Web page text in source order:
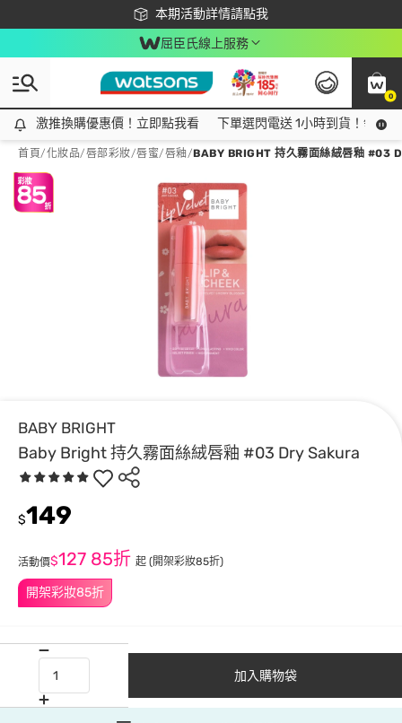
本期活動詳情請點我
下載app最高回饋$350
屈臣氏線上服務
0
激推換購優惠價！立即點我看
激推換購優惠價！立即點我看 下單選閃電送 1小時到貨！領神
首頁/化妝品/唇部彩妝/唇蜜/唇釉/BABY BRIGHT 持久霧面絲絨唇釉 #03
BABY BRIGHT
Baby Bright 持久霧面絲絨唇釉 #03 Dry Sakura
開架彩妝85折
$149
活動價$127 85折 起 (開架彩妝85折)
加入購物袋